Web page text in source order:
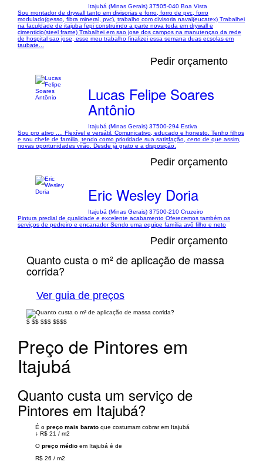
Itajubá (Minas Gerais) 37505-040 Boa Vista
Sou montador de drywall tanto em divisorias e forro, forro de pvc, forro
modulado(gesso, fibra mineral, pvc), trabalho com divisoria naval(eucatex) Trabalhei
na faculdade de itajuba fepi construindo a parte nova toda em drywall e
cimenticio(steel frame) Trabalhei em sao jose dos campos na manutençao da rede
de hospital sao jose, esse meu trabalho finalizei essa semana duas ecsolas em
taubate...
Pedir orçamento
Lucas Felipe Soares
Antônio
Itajubá (Minas Gerais) 37500-294 Estiva
Sou pro ativo .... Flexível e versátil. Comunicativo, educado e honesto. Tenho filhos
e sou chefe de família, tendo como prioridade sua satisfação, certo de que assim,
novas oportunidades virão. Desde já grato e a disposição.
Pedir orçamento
Eric Wesley Doria
Itajubá (Minas Gerais) 37500-210 Cruzeiro
Pintura predial de qualidade e excelente acabamento Oferecemos também os
serviços de pedreiro e encanador Sendo uma equipe família avô filho e neto
Pedir orçamento
Quanto custa o m² de aplicação de massa
corrida?
Ver guia de preços
$ $$ $$$ $$$$
Preço de Pintores em
Itajubá
Quanto custa um serviço de
Pintores em Itajubá?
É o preço mais barato que costumam cobrar em Itajubá
↓ R$ 21 / m2
O preço médio em Itajubá é de
R$ 26 / m2